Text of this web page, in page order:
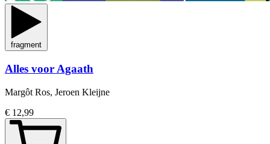
fragment
Alles voor Agaath
Margôt Ros, Jeroen Kleijne
€ 12,99